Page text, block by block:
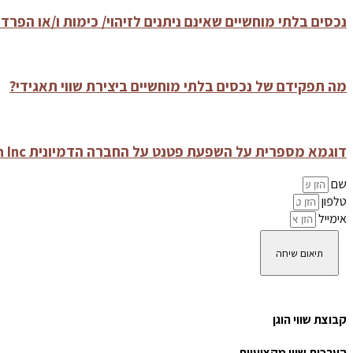
נכסים בלתי מוחשיים שאינם ניתנים לזיהוי/ כימות ו/או
מה תפקידם של נכסים בלתי מוחשיים ביצירת שווי תאגידי?
דוגמא מספרית על השפעת פטנט על החברה הדמיונית Tech Inc
שם
טלפון
אימייל
תיאום שיחה
קבוצת שווי הוגן